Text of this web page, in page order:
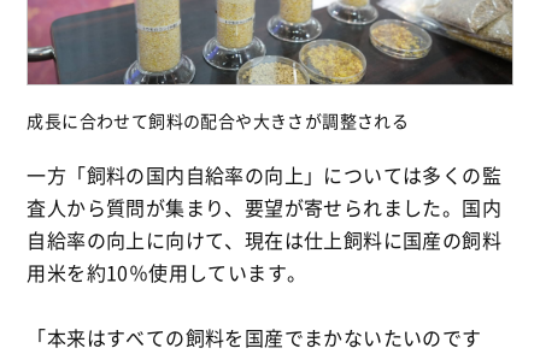
成長に合わせて飼料の配合や大きさが調整される
一方「飼料の国内自給率の向上」については多くの監
査人から質問が集まり、要望が寄せられました。国内
自給率の向上に向けて、現在は仕上飼料に国産の飼料
用米を約10％使用しています。
「本来はすべての飼料を国産でまかないたいのです